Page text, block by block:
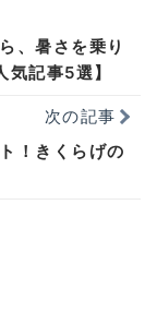
、暑さを乗り
記事5選】
次の記事
！きくらげの